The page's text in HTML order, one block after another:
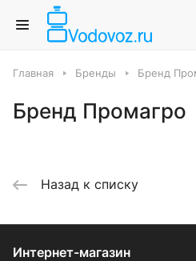
Главная Бренды Бренд
Бренд Промагро
Назад к списку
Интернет-магазин